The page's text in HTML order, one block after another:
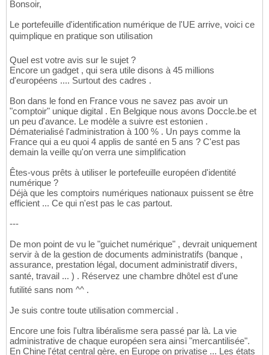
Bonsoir,
Le portefeuille d'identification numérique de l'UE arrive, voici ce
quimplique en pratique son utilisation
Quel est votre avis sur le sujet ?
Encore un gadget , qui sera utile disons à 45 millions
d'européens .... Surtout des cadres .
Bon dans le fond en France vous ne savez pas avoir un
"comptoir" unique digital . En Belgique nous avons Doccle.be et
un peu d'avance. Le modèle a suivre est estonien .
Dématerialisé l'administration à 100 % . Un pays comme la
France qui a eu quoi 4 applis de santé en 5 ans ? C'est pas
demain la veille qu'on verra une simplification
Êtes-vous prêts à utiliser le portefeuille européen d'identité
numérique ?
Déjà que les comptoirs numériques nationaux puissent se être
efficient ... Ce qui n'est pas le cas partout.
---
De mon point de vu le "guichet numérique" , devrait uniquement
servir à de la gestion de documents administratifs (banque ,
assurance, prestation légal, document administratif divers,
santé, travail ... ) . Réservez une chambre dhôtel est d'une
futilité sans nom ^^ .
Je suis contre toute utilisation commercial .
Encore une fois l'ultra libéralisme sera passé par là. La vie
administrative de chaque européen sera ainsi "mercantilisée".
En Chine l'état central gère, en Europe on privatise ... Les états